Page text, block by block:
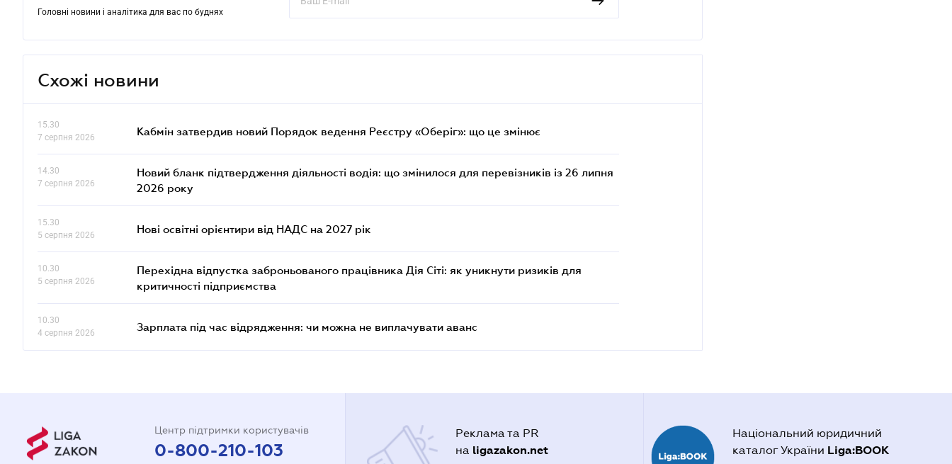
Головні новини і аналітика для вас по буднях
Схожі новини
15.30
7 серпня 2026
Кабмін затвердив новий Порядок ведення Реєстру «Оберіг»: що це змінює
14.30
7 серпня 2026
Новий бланк підтвердження діяльності водія: що змінилося для перевізників із 26 липня
2026 року
15.30
5 серпня 2026
Нові освітні орієнтири від НАДС на 2027 рік
10.30
5 серпня 2026
Перехідна відпустка заброньованого працівника Дія Сіті: як уникнути ризиків для
критичності підприємства
10.30
4 серпня 2026
Зарплата під час відрядження: чи можна не виплачувати аванс
Центр підтримки користувачів
0-800-210-103
Реклама та PR
на ligazakon.net
Національний юридичний
каталог України Liga:BOOK